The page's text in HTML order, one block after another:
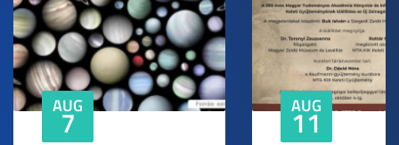
AUG
7 AUG
11